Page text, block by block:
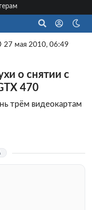
27 мая 2010, 06:49
о снятии с
470
трём видеокартам